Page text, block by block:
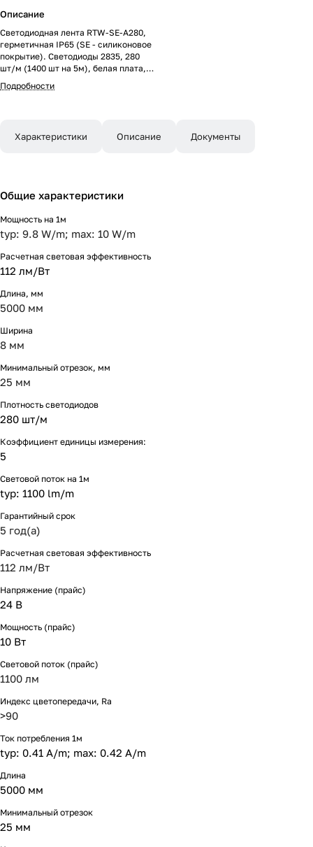
Описание
Светодиодная лента RTW-SE-A280,
герметичная IP65 (SE - силиконовое
покрытие). Светодиоды 2835, 280
шт/м (1400 шт на 5м), белая плата,
скотч 3M. Цвет ТЕПЛЫЙ 3500K,
цветопередача CRI>90 , угол 120°.
Цена за 1м.
Подробности
Характеристики Описание Документы
Общие характеристики
Мощность на 1м
typ: 9.8 W/m; max: 10 W/m
Расчетная световая эффективность
112 лм/Вт
Длина, мм
5000 мм
Ширина
8 мм
Минимальный отрезок, мм
25 мм
Плотность светодиодов
280 шт/м
Коэффициент единицы измерения:
5
Световой поток на 1м
typ: 1100 lm/m
Гарантийный срок
5 год(а)
Расчетная световая эффективность
112 лм/Вт
Напряжение (прайс)
24 В
Мощность (прайс)
10 Вт
Световой поток (прайс)
1100 лм
Индекс цветопередачи, Ra
>90
Ток потребления 1м
typ: 0.41 A/m; max: 0.42 A/m
Длина
5000 мм
Минимальный отрезок
25 мм